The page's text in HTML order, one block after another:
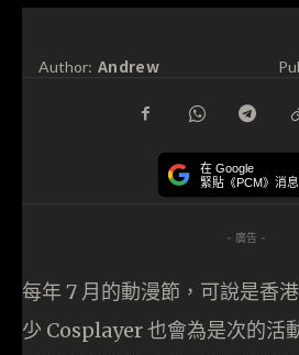
Author: Andrew
在 Google
緊貼《PCM》消息
- 廣告 -
每年 7 月的動漫節，可說是香
少 Cosplayer 也會為是次的活